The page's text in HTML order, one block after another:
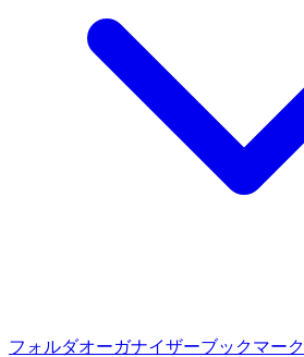
フォルダオーガナイザーブックマーク